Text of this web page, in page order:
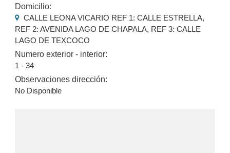
Domicilio:
CALLE LEONA VICARIO REF 1: CALLE ESTRELLA,
REF 2: AVENIDA LAGO DE CHAPALA, REF 3: CALLE
LAGO DE TEXCOCO
Numero exterior - interior:
1 - 34
Observaciones dirección:
No Disponible